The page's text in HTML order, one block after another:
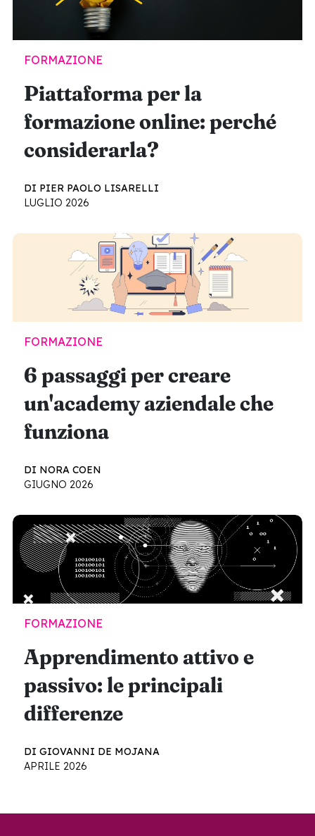
FORMAZIONE
Piattaforma per la
formazione online: perché
considerarla?
DI PIER PAOLO LISARELLI
LUGLIO 2026
FORMAZIONE
6 passaggi per creare
un'academy aziendale che
funziona
DI NORA COEN
GIUGNO 2026
FORMAZIONE
Apprendimento attivo e
passivo: le principali
differenze
DI GIOVANNI DE MOJANA
APRILE 2026